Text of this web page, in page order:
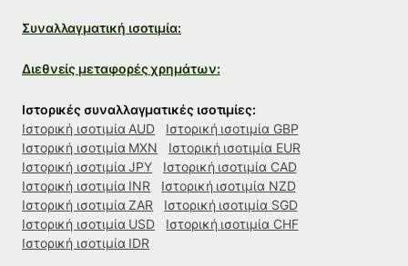
Συναλλαγματική ισοτιμία:
Διεθνείς μεταφορές χρημάτων:
Ιστορικές συναλλαγματικές ισοτιμίες:
Ιστορική ισοτιμία AUD
Ιστορική ισοτιμία GBP
Ιστορική ισοτιμία MXN
Ιστορική ισοτιμία EUR
Ιστορική ισοτιμία JPY
Ιστορική ισοτιμία CAD
Ιστορική ισοτιμία INR
Ιστορική ισοτιμία NZD
Ιστορική ισοτιμία ZAR
Ιστορική ισοτιμία SGD
Ιστορική ισοτιμία USD
Ιστορική ισοτιμία CHF
Ιστορική ισοτιμία IDR